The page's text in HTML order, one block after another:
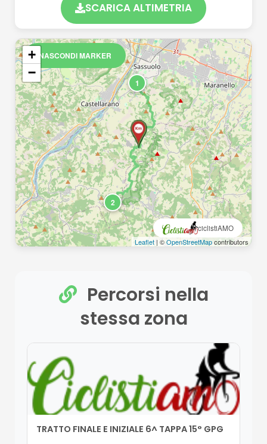
SCARICA ALTIMETRIA
ciclistiAMO
NASCONDI MARKER
1
2
+
−
Leaflet| ©OpenStreetMapcontributors
Percorsi nella
stessa zona
TRATTO FINALE E INIZIALE 6^ TAPPA 15° GPG